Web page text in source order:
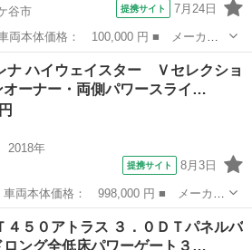
谷市
提携サイト 7月24日
ティ ■ グレード名： Ｓ ／リモコ
ラー／ＫＥＮＷＯＯＤオーディオ ■ 排
ィ
ナ ハイウェイスター Ｖセレクショ
ーナー・両側パワースライ…
2018年
提携サイト 8月3日
ナ ■ グレード名： ハイウェイスタ
ナー・両側パワースライドドア・純正
４５０アトラス ３．０ＤＴパネルバ
ロング全低床パワーゲート３…